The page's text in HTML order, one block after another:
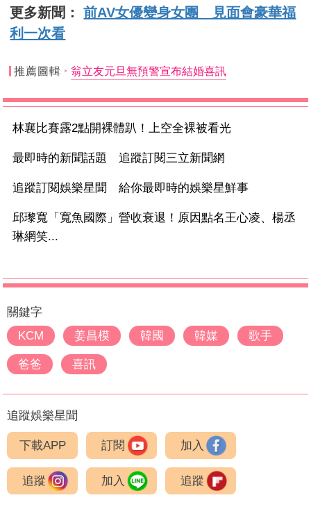
更多新聞：前AV女優變身女團 見面會豪華福
利一次看
推薦圖輯 翁立友元旦無預警宣布結婚喜訊
林襄比賽露2點開裸體趴！上空全裸被看光
最即時的新聞話題 追蹤訂閱三立新聞網
追蹤訂閱娛樂星聞 給你最即時的娛樂星鮮事
邱瓈寬「寬魚國際」營收衰退！原因點名王心凌、楊丞
琳網笑...
關鍵字
KCM
姜昌模 韓國 韓媒 歌手
爸爸 喜訊
追蹤娛樂星聞
下載APP 訂閱 加入
追蹤 加入 追蹤